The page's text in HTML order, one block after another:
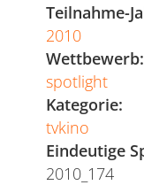
Teilnahme-
2010
Wettbewerb:
spotlight
Kategorie:
tvkino
Eindeutige
2010_174